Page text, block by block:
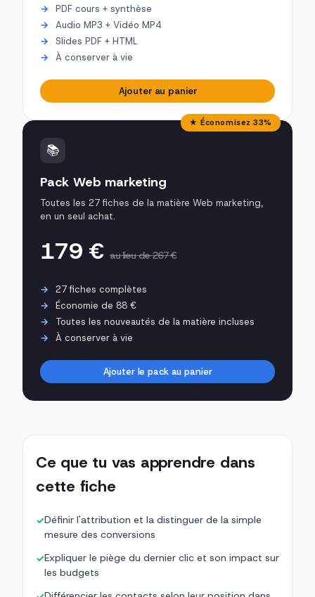
PDF cours + synthèse
Audio MP3 + Vidéo MP4
Slides PDF + HTML
À conserver à vie
Ajouter au panier
★ Économisez 33%
📚
Pack Web marketing
Toutes les 27 fiches de la matière Web marketing,
en un seul achat.
179 €au lieu de 267 €
27 fiches complètes
Économie de 88 €
Toutes les nouveautés de la matière incluses
À conserver à vie
Ajouter le pack au panier
Ce que tu vas apprendre dans
cette fiche
✓Définir l'attribution et la distinguer de la simple
mesure des conversions
✓Expliquer le piège du dernier clic et son impact sur
les budgets